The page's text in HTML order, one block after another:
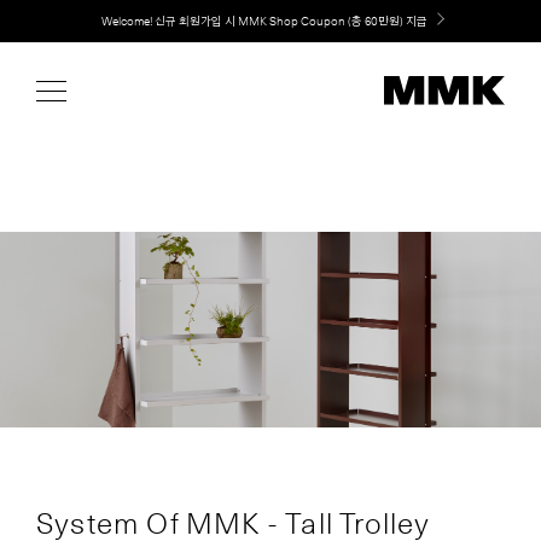
content
취향대로 완성하는 커스텀 아일랜드 키친, MMK The Island 출시
System Of MMK - Tall Trolley